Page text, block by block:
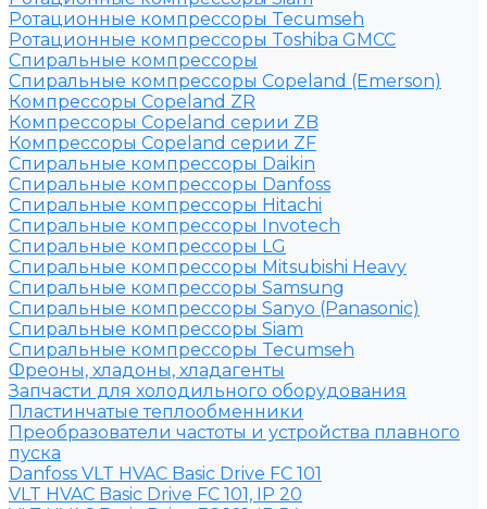
Ротационные компрессоры Tecumseh
Ротационные компрессоры Toshiba GMCC
Спиральные компрессоры
Спиральные компрессоры Copeland (Emerson)
Компрессоры Copeland ZR
Компрессоры Copeland серии ZB
Компрессоры Copeland серии ZF
Спиральные компрессоры Daikin
Спиральные компрессоры Danfoss
Спиральные компрессоры Hitachi
Спиральные компрессоры Invotech
Спиральные компрессоры LG
Спиральные компрессоры Mitsubishi Heavy
Спиральные компрессоры Samsung
Спиральные компрессоры Sanyo (Panasonic)
Спиральные компрессоры Siam
Спиральные компрессоры Tecumseh
Фреоны, хладоны, хладагенты
Запчасти для холодильного оборудования
Пластинчатые теплообменники
Преобразователи частоты и устройства плавного
пуска
Danfoss VLT HVAC Basic Drive FC 101
VLT HVAC Basic Drive FC 101, IP 20